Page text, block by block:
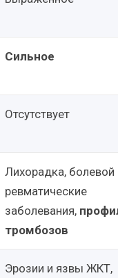
Сильное
Отсутствует
Лихорадка,
ревматические
заболевания,
тромбозов
Эрозии и язвы ЖКТ,